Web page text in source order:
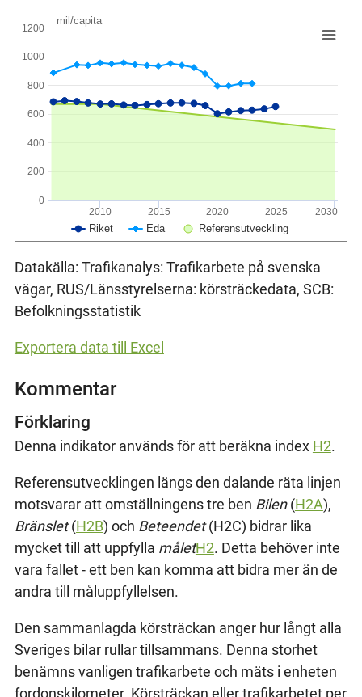
mil/capita
Riket Eda Referensutveckling
2010 2015 2020 2025 2030
0
200
400
600
800
1000
1200
Datakälla: Trafikanalys: Trafikarbete på svenska
vägar, RUS/Länsstyrelserna: körsträckedata, SCB:
Befolkningsstatistik
Exportera data till Excel
Kommentar
Förklaring
Denna indikator används för att beräkna index H2.
Referensutvecklingen längs den dalande räta linjen
motsvarar att omställningens tre ben Bilen(H2A),
Bränslet(H2B) och Beteendet(H2C) bidrar lika
mycket till att uppfylla måletH2. Detta behöver inte
vara fallet - ett ben kan komma att bidra mer än de
andra till måluppfyllelsen.
Den sammanlagda körsträckan anger hur långt alla
Sveriges bilar rullar tillsammans. Denna storhet
benämns vanligen trafikarbete och mäts i enheten
fordonskilometer. Körsträckan eller trafikarbetet per